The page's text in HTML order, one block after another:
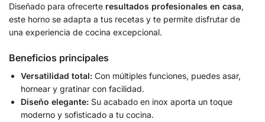
Diseñado para ofrecerte resultados profesionales en casa,
este horno se adapta a tus recetas y te permite disfrutar de
una experiencia de cocina excepcional.
Beneficios principales
Versatilidad total: Con múltiples funciones, puedes asar,
hornear y gratinar con facilidad.
Diseño elegante: Su acabado en inox aporta un toque
moderno y sofisticado a tu cocina.